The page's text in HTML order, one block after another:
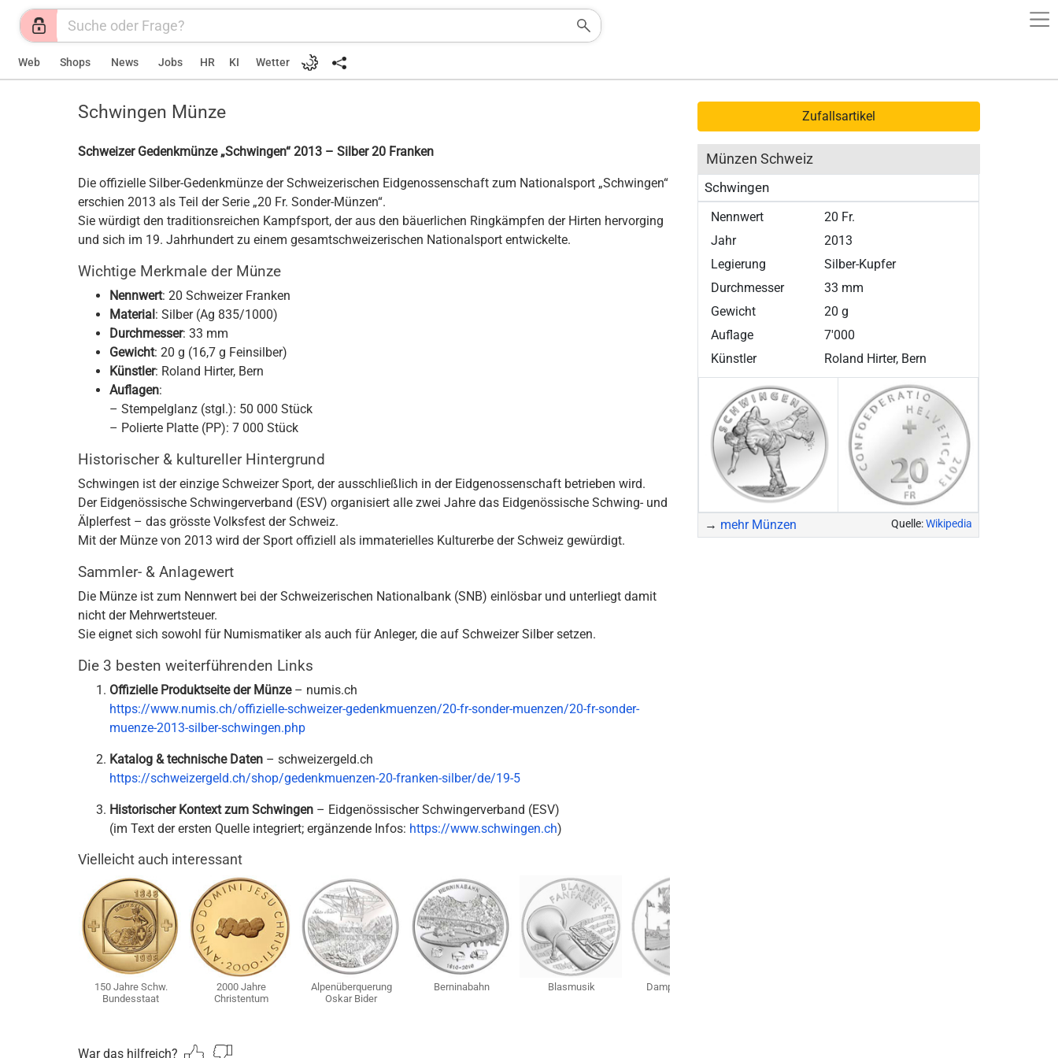
Web Shops News Jobs HR KI Wetter
Schwingen Münze
Schweizer Gedenkmünze „Schwingen“ 2013 – Silber 20 Franken
Die offizielle Silber-Gedenkmünze der Schweizerischen Eidgenossenschaft zum Nationalsport „Schwingen“
erschien 2013 als Teil der Serie „20 Fr. Sonder-Münzen“.
Sie würdigt den traditionsreichen Kampfsport, der aus den bäuerlichen Ringkämpfen der Hirten hervorging
und sich im 19. Jahrhundert zu einem gesamtschweizerischen Nationalsport entwickelte.
Wichtige Merkmale der Münze
Nennwert: 20 Schweizer Franken
Material: Silber (Ag 835/1000)
Durchmesser: 33 mm
Gewicht: 20 g (16,7 g Feinsilber)
Künstler: Roland Hirter, Bern
Auflagen:
– Stempelglanz (stgl.): 50 000 Stück
– Polierte Platte (PP): 7 000 Stück
Historischer & kultureller Hintergrund
Schwingen ist der einzige Schweizer Sport, der ausschließlich in der Eidgenossenschaft betrieben wird.
Der Eidgenössische Schwingerverband (ESV) organisiert alle zwei Jahre das Eidgenössische Schwing- und
Älplerfest – das grösste Volksfest der Schweiz.
Mit der Münze von 2013 wird der Sport offiziell als immaterielles Kulturerbe der Schweiz gewürdigt.
Sammler- & Anlagewert
Die Münze ist zum Nennwert bei der Schweizerischen Nationalbank (SNB) einlösbar und unterliegt damit
nicht der Mehrwertsteuer.
Sie eignet sich sowohl für Numismatiker als auch für Anleger, die auf Schweizer Silber setzen.
Die 3 besten weiterführenden Links
Offizielle Produktseite der Münze– numis.ch
https://www.numis.ch/offizielle-schweizer-gedenkmuenzen/20-fr-sonder-muenzen/20-fr-sonder-
muenze-2013-silber-schwingen.php
Katalog & technische Daten – schweizergeld.ch
https://schweizergeld.ch/shop/gedenkmuenzen-20-franken-silber/de/19-5
Historischer Kontext zum Schwingen – Eidgenössischer Schwingerverband (ESV)
(im Text der ersten Quelle integriert; ergänzende Infos: https://www.schwingen.ch)
Vielleicht auch interessant
150 Jahre Schw.
Bundesstaat
2000 Jahre
Christentum
Alpenüberquerung
Oskar Bider
Berninabahn Blasmusik Dampfschiff Uri
War das hilfreich?
Zufallsartikel
Münzen Schweiz
Schwingen
Nennwert
20 Fr.
Jahr
2013
Legierung
Silber-Kupfer
Durchmesser
33 mm
Gewicht
20 g
Auflage
7'000
Künstler
Roland Hirter, Bern
→ mehr Münzen Quelle:Wikipedia